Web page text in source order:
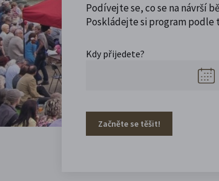
Podívejte se, co se na návrší
Poskládejte si program podle
Kdy přijedete?
Začněte se těšit!